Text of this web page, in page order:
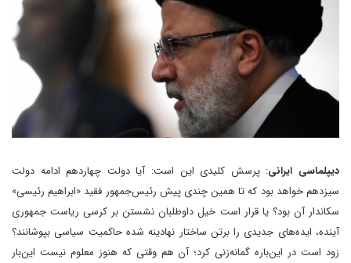
دیپلماسی ایرانی: پرسش کلیدی این است: آیا دولت چهاردهم ادامه دولت
سیزدهم خواهد بود که تا همین چندی پیش رئیس‌جمهور فقید «ابراهیم رئیسی»
سکاندار آن بود؟ یا قرار است خیل داوطلبان نشستن بر کرسی ریاست جمهوری
آینده، ایده‌های جدیدی را برتن ساختار نهادینه شده حاکمیت سیاسی بپوشانند؟
زود است در این‌باره گمانه‌زنی کرد؛ آن هم وقتی که هنوز معلوم نیست این‌بار